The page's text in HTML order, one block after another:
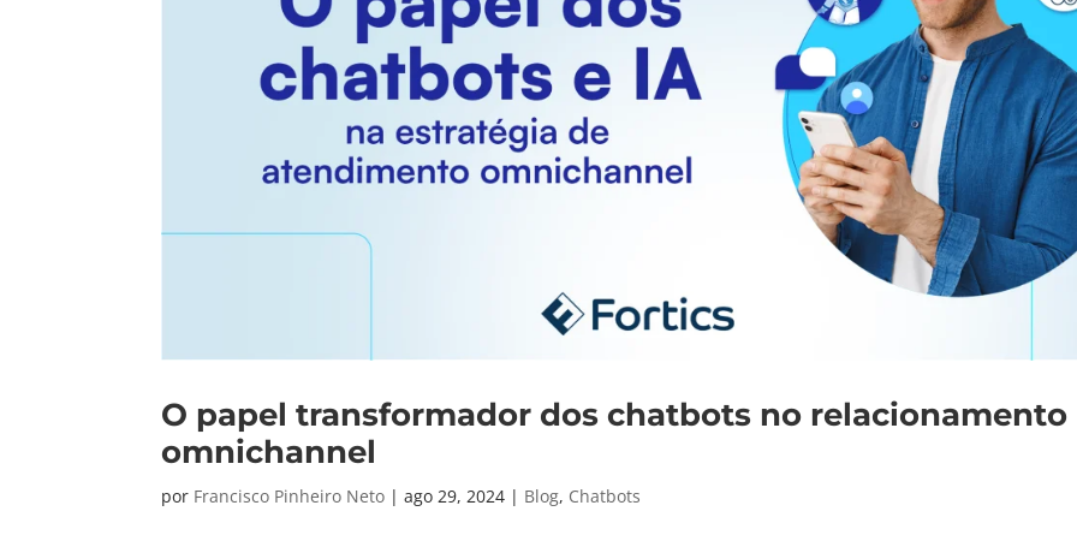
O papel transformador dos chatbots no relacionamento
omnichannel
por Francisco Pinheiro Neto |ago 29, 2024 | Blog, Chatbots